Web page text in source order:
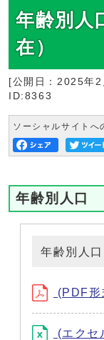
年齢別人
在）
[公開日： 2025年2
ID:8363
ソーシャルサイトへ
年齢別人口
年齢別人
(PDF
(エクセ